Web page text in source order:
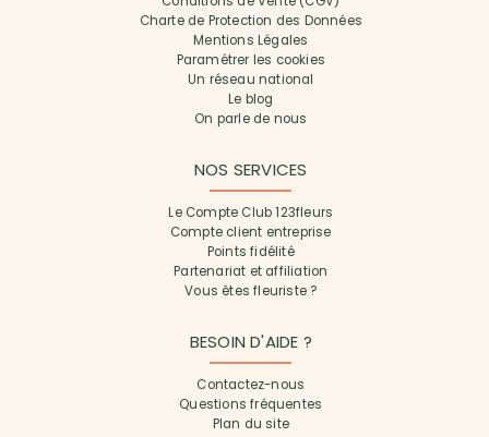
Charte de Protection des Données
Mentions Légales
Paramétrer les cookies
Un réseau national
Le blog
On parle de nous
NOS SERVICES
Le Compte Club 123fleurs
Compte client entreprise
Points fidélité
Partenariat et affiliation
Vous êtes fleuriste ?
BESOIN D'AIDE ?
Contactez-nous
Questions fréquentes
Plan du site